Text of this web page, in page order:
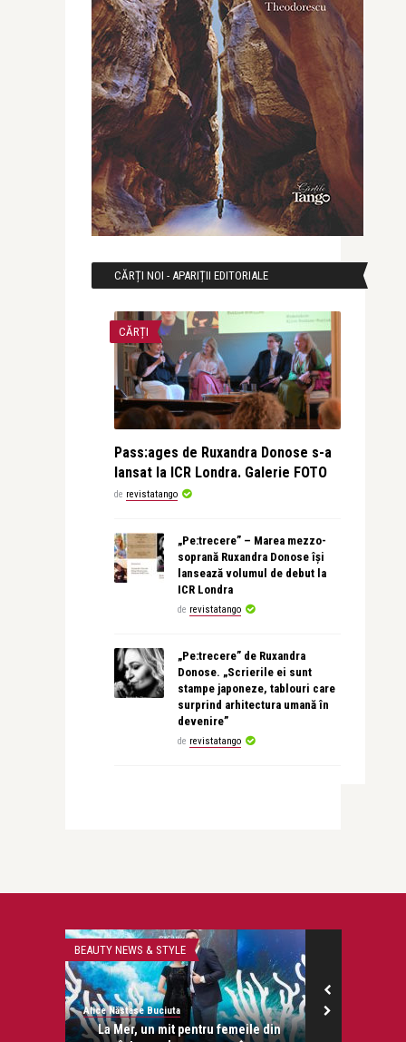
CĂRȚI NOI - APARIȚII EDITORIALE
CĂRȚI
Pass:ages de Ruxandra Donose s-a
lansat la ICR Londra. Galerie FOTO
de revistatango
„Pe:trecere” – Marea mezzo-
soprană Ruxandra Donose își
lansează volumul de debut la
ICR Londra
de revistatango
„Pe:trecere” de Ruxandra
Donose. „Scrierile ei sunt
stampe japoneze, tablouri care
surprind arhitectura umană în
devenire”
de revistatango
BEAUTY NEWS & STYLE
Alice Năstase Buciuta
La Mer, un mit pentru femeile din